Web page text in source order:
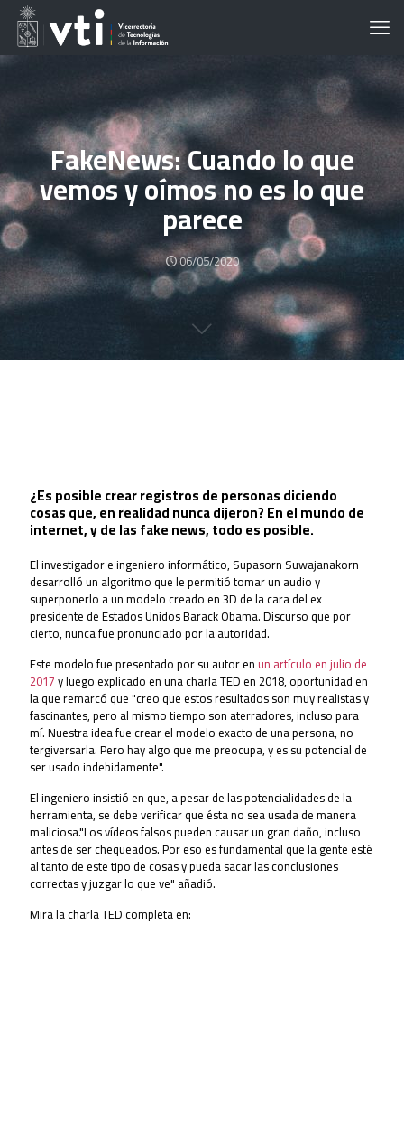
FakeNews: Cuando lo que
vemos y oímos no es lo que
parece
06/05/2020
¿Es posible crear registros de personas diciendo
cosas que, en realidad nunca dijeron? En el mundo de
internet, y de las fake news, todo es posible.
El investigador e ingeniero informático, Supasorn Suwajanakorn
desarrolló un algoritmo que le permitió tomar un audio y
superponerlo a un modelo creado en 3D de la cara del ex
presidente de Estados Unidos Barack Obama. Discurso que por
cierto, nunca fue pronunciado por la autoridad.
Este modelo fue presentado por su autor enun artículo en julio de
2017y luego explicado en una charla TED en 2018, oportunidad en
la que remarcó que "creo que estos resultados son muy realistas y
fascinantes, pero al mismo tiempo son aterradores, incluso para
mí. Nuestra idea fue crear el modelo exacto de una persona, no
tergiversarla. Pero hay algo que me preocupa, y es su potencial de
ser usado indebidamente".
El ingeniero insistió en que, a pesar de las potencialidades de la
herramienta, se debe verificar que ésta no sea usada de manera
maliciosa."Los vídeos falsos pueden causar un gran daño, incluso
antes de ser chequeados. Por eso es fundamental que la gente esté
al tanto de este tipo de cosas y pueda sacar las conclusiones
correctas y juzgar lo que ve" añadió.
Mira la charla TED completa en: